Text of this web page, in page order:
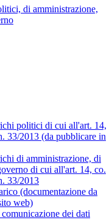
di amministrazione,
politici di cui all'art. 14,
33/2013 (da pubblicare in
di amministrazione, di
di cui all'art. 14, co.
33/2013
(documentazione da
web)
dei dati